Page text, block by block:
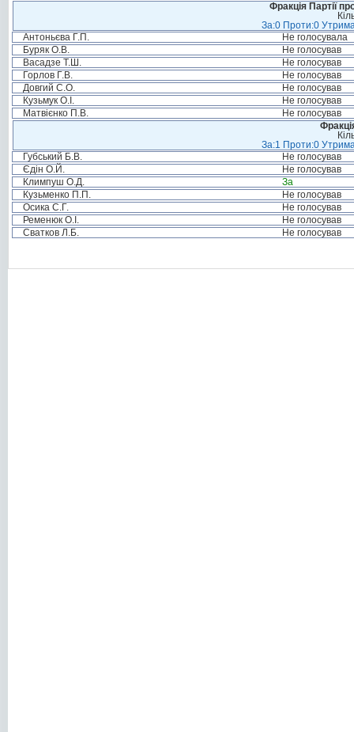
Фракція Партії
За:0 Проти:0
Антоньєва Г.П.
Не голосувала
Буряк О.В.
Не голосував
Васадзе Т.Ш.
Не голосував
Горлов Г.В.
Не голосував
Довгий С.О.
Не голосував
Кузьмук О.І.
Не голосував
Матвієнко П.В.
Не голосував
За:1 Проти:0
Губський Б.В.
Не голосував
Єдін О.Й.
Не голосував
Климпуш О.Д.
За
Кузьменко П.П.
Не голосував
Осика С.Г.
Не голосував
Ременюк О.І.
Не голосував
Сватков Л.Б.
Не голосував